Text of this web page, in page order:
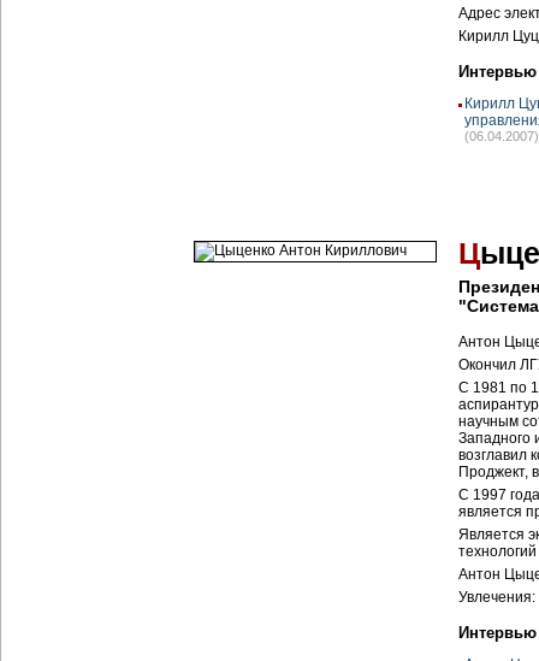
Адрес
Кирилл
Интервью
Кирилл
(06.04.2007)
Ц
Антон
Окончил
С 1981 по
научным
Западного
возглавил
Проджект,
С 1997
является
Является
Антон
Увлечения:
Интервью